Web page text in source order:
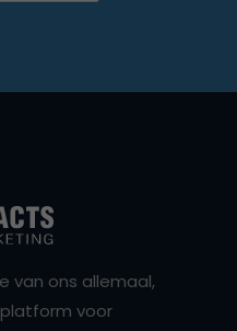
van ons allemaal,
voor